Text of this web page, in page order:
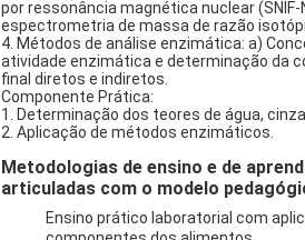
por ressonância magnética nuclear
espectrometria de massa de razão
4. Métodos de análise enzimática: a)
atividade enzimática e determinação da
final diretos e indiretos.
Componente Prática:
1. Determinação dos teores de água,
2. Aplicação de métodos enzimáticos.
Metodologias de ensino e de
articuladas com o modelo
Ensino prático laboratorial com